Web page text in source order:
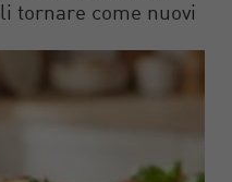
tornare come nuovi